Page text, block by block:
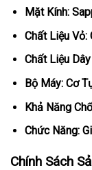
Mặt Kính:
Chất Liệu Vỏ:
Chất Liệu
Bộ Máy: Cơ
Khả Năng
Chức Năng:
Chính Sách